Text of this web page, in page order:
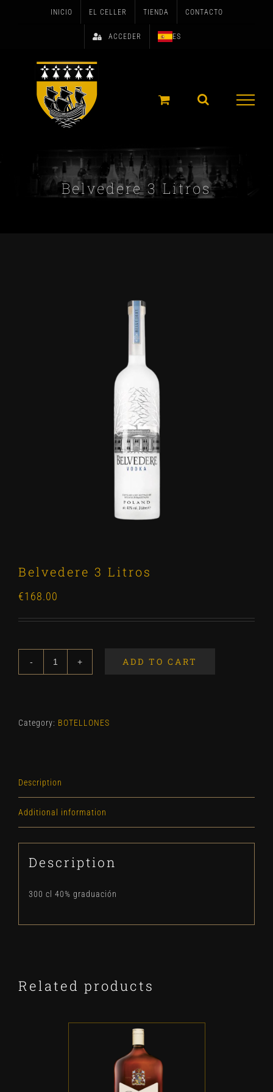
INICIO EL CELLER TIENDA CONTACTO
ACCEDER ES
Belvedere 3 Litros
Belvedere 3 Litros
€168.00
quantity
ADD TO CART
Category: BOTELLONES
Description
Additional information
Description
300 cl 40% graduación
Related products